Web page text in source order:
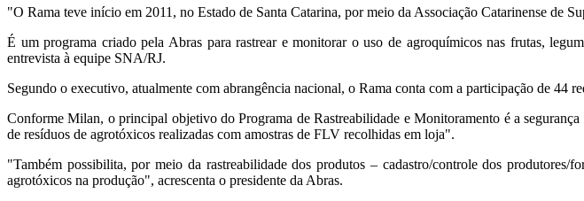
"O Rama teve início em 2011, no Estado de Santa Catarina, por meio da Associação Catarinense de
É um programa criado pela Abras para rastrear e monitorar o uso de agroquímicos nas frutas,
entrevista à equipe SNA/RJ.
Segundo o executivo, atualmente com abrangência nacional, o Rama conta com a participação de 44
Conforme Milan, o principal objetivo do Programa de Rastreabilidade e Monitoramento é a
de resíduos de agrotóxicos realizadas com amostras de FLV recolhidas em loja".
"Também possibilita, por meio da rastreabilidade dos produtos – cadastro/controle dos
agrotóxicos na produção", acrescenta o presidente da Abras.